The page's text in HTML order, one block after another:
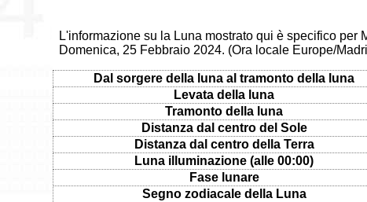
L'informazione su la Luna mostrato qui è specifico per
Domenica, 25 Febbraio 2024. (Ora locale Europe/
Dal sorgere della luna al tramonto della luna
Levata della luna
Tramonto della luna
Distanza dal centro del Sole
Distanza dal centro della Terra
Luna illuminazione (alle 00:00)
Fase lunare
Segno zodiacale della Luna